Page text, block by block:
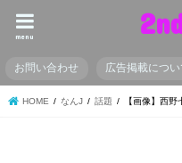
menu
お問い合わせ 広告掲載につい
HOME なんJ 話題 【画像】西